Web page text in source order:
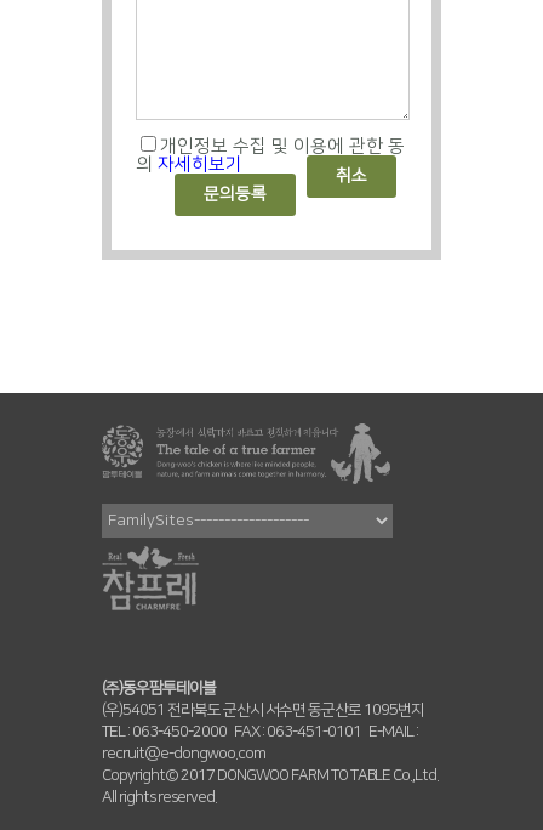
개인정보 수집 및 이용에 관한 동
의 자세히보기
(주)동우팜투테이블
(우)54051 전라북도 군산시 서수면 동군산로 1095번지
TEL : 063-450-2000 FAX : 063-451-0101
E-MAIL :
recruit@e-dongwoo.com
Copyright© 2017 DONGWOO FARM TO TABLE Co.,Ltd.
All rights reserved.